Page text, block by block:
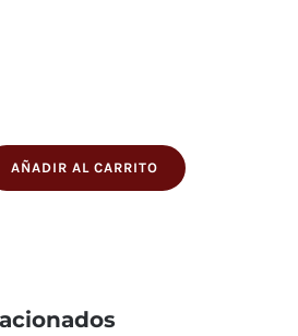
AÑADIR AL CARRITO